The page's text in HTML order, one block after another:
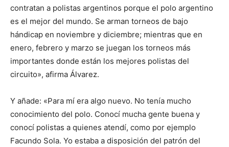
contratan a polistas argentinos porque el polo argentino
es el mejor del mundo. Se arman torneos de bajo
hándicap en noviembre y diciembre; mientras que en
enero, febrero y marzo se juegan los torneos más
importantes donde están los mejores polistas del
circuito», afirma Álvarez.
Y añade: «Para mí era algo nuevo. No tenía mucho
conocimiento del polo. Conocí mucha gente buena y
conocí polistas a quienes atendí, como por ejemplo
Facundo Sola. Yo estaba a disposición del patrón del